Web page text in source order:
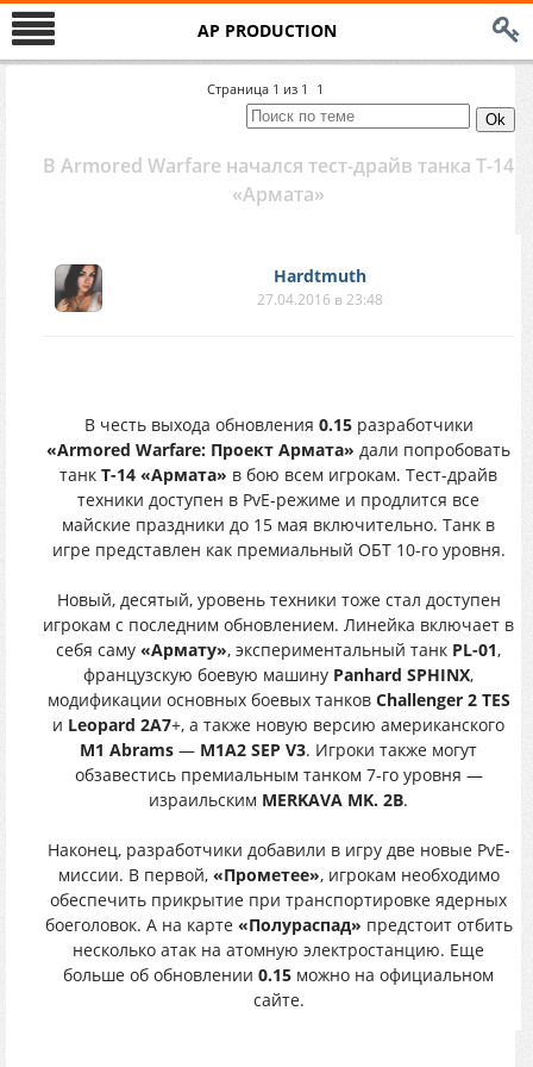
AP PRODUCTION
Страница 1 из 1 1
В Armored Warfare начался тест-драйв танка Т-14
«Армата»
Hardtmuth
27.04.2016 в 23:48
В честь выхода обновления 0.15разработчики
«Armored Warfare: Проект Армата» дали попробовать
танк Т-14 «Армата» в бою всем игрокам. Тест-драйв
техники доступен в PvE-режиме и продлится все
майские праздники до 15 мая включительно. Танк в
игре представлен как премиальный ОБТ 10-го уровня.
Новый, десятый, уровень техники тоже стал доступен
игрокам с последним обновлением. Линейка включает в
себя саму «Армату», экспериментальный танк PL-01,
французскую боевую машину Panhard SPHINX,
модификации основных боевых танков Challenger 2 TES
и Leopard 2A7+, а также новую версию американского
M1 Abrams — M1A2 SEP V3. Игроки также могут
обзавестись премиальным танком 7-го уровня —
израильским MERKAVA MK. 2B.
Наконец, разработчики добавили в игру две новые PvE-
миссии. В первой, «Прометее», игрокам необходимо
обеспечить прикрытие при транспортировке ядерных
боеголовок. А на карте «Полураспад» предстоит отбить
несколько атак на атомную электростанцию. Еще
больше об обновлении 0.15 можно на официальном
сайте.